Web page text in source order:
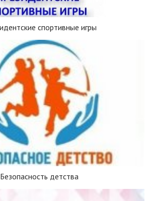
спортивные игры
Безопасность детства